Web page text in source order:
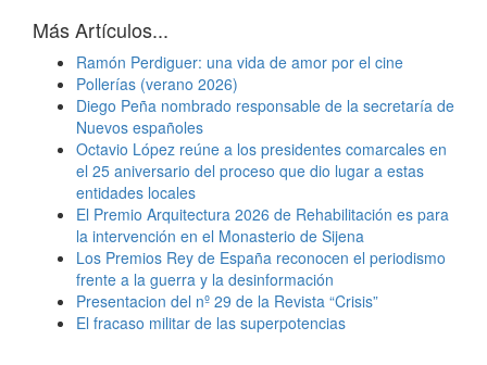
Más Artículos...
Ramón Perdiguer: una vida de amor por el cine
Pollerías (verano 2026)
Diego Peña nombrado responsable de la secretaría de
Nuevos españoles
Octavio López reúne a los presidentes comarcales en
el 25 aniversario del proceso que dio lugar a estas
entidades locales
El Premio Arquitectura 2026 de Rehabilitación es para
la intervención en el Monasterio de Sijena
Los Premios Rey de España reconocen el periodismo
frente a la guerra y la desinformación
Presentacion del nº 29 de la Revista “Crisis”
El fracaso militar de las superpotencias